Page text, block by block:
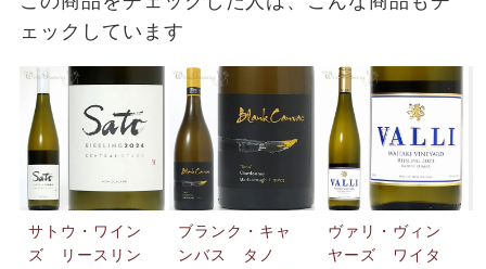
ェックしています
サトウ・ワイン
ズ リースリン
ブランク・キャ
ンバス タノ
ヴァリ・ヴィン
ヤーズ ワイタ